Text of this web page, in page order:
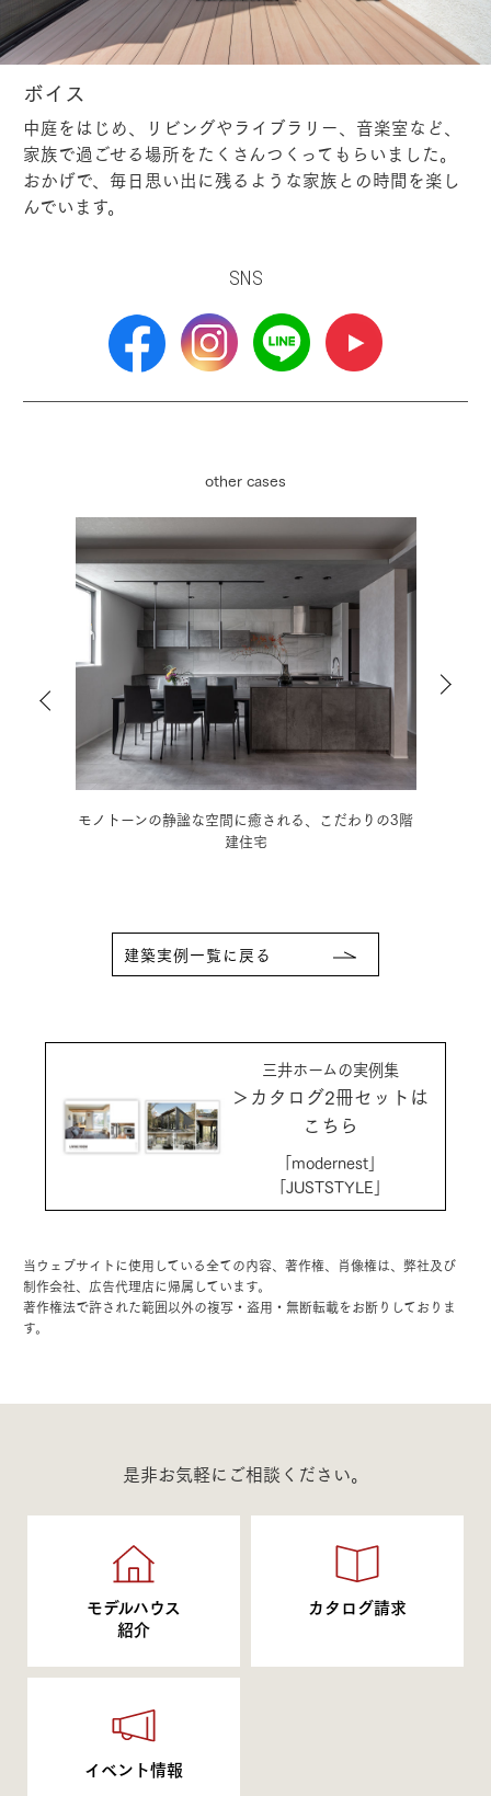
ボイス
中庭をはじめ、リビングやライブラリー、音楽室など、
家族で過ごせる場所をたくさんつくってもらいました。
おかげで、毎日思い出に残るような家族との時間を楽し
んでいます。
SNS
other cases
好きな生活シーンにこだわった、ウェストコーストス
タイルの平屋
建築実例一覧に戻る
三井ホームの実例集
＞カタログ2冊セットは
こちら
「modernest」
「JUSTSTYLE」
当ウェブサイトに使用している全ての内容、著作権、肖像権は、弊社及び
制作会社、広告代理店に帰属しています。
著作権法で許された範囲以外の複写・盗用・無断転載をお断りしておりま
す。
是非お気軽にご相談ください。
モデルハウス
紹介
カタログ請求
イベント情報